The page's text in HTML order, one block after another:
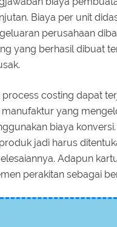
Biaya per unit
perusahaan
yang berhasil dibuat
costing dapat
yang
biaya
jadi harus
Adapun
perakitan sebagai